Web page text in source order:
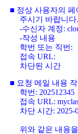
■ 정상 사용자의
주시기 바랍니다.
-수신자 계정:
-작성 내용
학번 또는 직번:
접속 URL:
차단된 시간
■ 요청 메일 내용 작
학번: 202512345
접속 URL:
차단 시간: 2025-
위와 같은 내용